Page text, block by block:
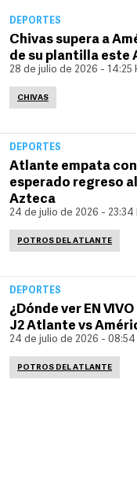
DEPORTES
Chivas supera a
de su plantilla este
28 de julio de 2026 - 14:25
CHIVAS
DEPORTES
Atlante empata con
esperado regreso
Azteca
24 de julio de 2026 - 23:34
POTROS DEL ATLANTE
DEPORTES
¿Dónde ver EN
J2 Atlante vs
24 de julio de 2026 - 08:54
POTROS DEL ATLANTE